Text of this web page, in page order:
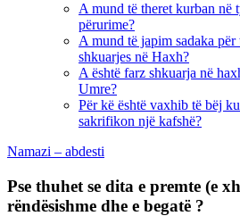
A mund të theret kurban në
përurime?
A mund të japim sadaka
shkuarjes në Haxh?
A është farz shkuarja në
Umre?
Për kë është vaxhib të bëj
sakrifikon një kafshë?
Namazi – abdesti
Pse thuhet se dita e premte (e
rëndësishme dhe e begatë ?